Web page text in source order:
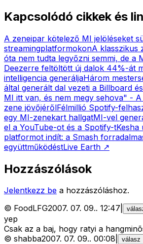
Kapcsolódó cikkek és
A zeneipar kötelező MI jelöléseket
streamingplatformokonA klasszikus
óta nem tudta legyőzni semmi, de a
Deezerre feltöltött új dalok 44%-át
intelligencia generáljaHárom
által generált dal vezeti a Billboard
MI itt van, és nem megy sehova" -
zene jövőjérőlFélmillió Spotify-
egy MI-zenekart hallgatMI-vel
el a YouTube-ot és a Spotify-tKesha
platformot indít: a Smash
együttműködéstLive Earth ↗
Hozzászólások
Jelentkezz be a hozzászóláshoz.
© FoodLFG2007. 07. 09.. 12:47
yep
Csak az a baj, hogy ratyi a
© shabba2007. 07. 09.. 00:08 válasz